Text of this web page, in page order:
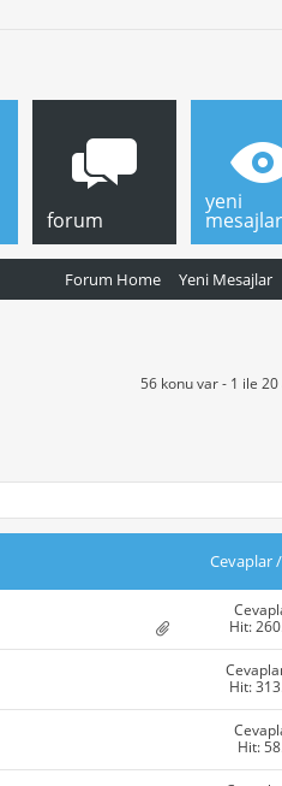
forum
Forum Home Yeni Mesajlar
yeni
mesajlar
56 konu var - 1 ile
Cevaplar/
Hit:
Hit:
Hit: